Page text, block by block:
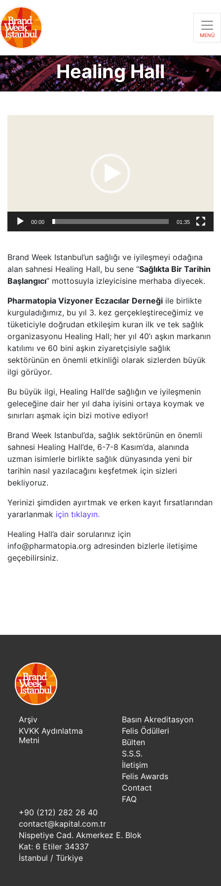
MENÜ
Healing Hall
00:00 01:35
Brand Week Istanbul’un sağlığı ve iyileşmeyi odağına
alan sahnesi Healing Hall, bu sene “Sağlıkta Bir Tarihin
Başlangıcı” mottosuyla izleyicisine merhaba diyecek.
Pharmatopia Vizyoner Eczacılar Derneği ile birlikte
kurguladığımız, bu yıl 3. kez gerçekleştireceğimiz ve
tüketiciyle doğrudan etkileşim kuran ilk ve tek sağlık
organizasyonu Healing Hall; her yıl 40’ı aşkın markanın
katılımı ve 60 bini aşkın ziyaretçisiyle sağlık
sektörünün en önemli etkinliği olarak sizlerden büyük
ilgi görüyor.
Bu büyük ilgi, Healing Hall’de sağlığın ve iyileşmenin
geleceğine dair her yıl daha iyisini ortaya koymak ve
sınırları aşmak için bizi motive ediyor!
Brand Week Istanbul’da, sağlık sektörünün en önemli
sahnesi Healing Hall’de, 6-7-8 Kasım’da, alanında
uzman isimlerle birlikte sağlık dünyasında yeni bir
tarihin nasıl yazılacağını keşfetmek için sizleri
bekliyoruz.
Yerinizi şimdiden ayırtmak ve erken kayıt fırsatlarından
yararlanmak için tıklayın.
Healing Hall’a dair sorularınız için
info@pharmatopia.org adresinden bizlerle iletişime
geçebilirsiniz.
Arşiv
KVKK Aydınlatma
Metni
Basın Akreditasyon
Felis Ödülleri
Bülten
S.S.S.
İletişim
Felis Awards
Contact
FAQ
+90 (212) 282 26 40
contact@kapital.com.tr
Nispetiye Cad. Akmerkez E. Blok
Kat: 6 Etiler 34337
İstanbul / Türkiye